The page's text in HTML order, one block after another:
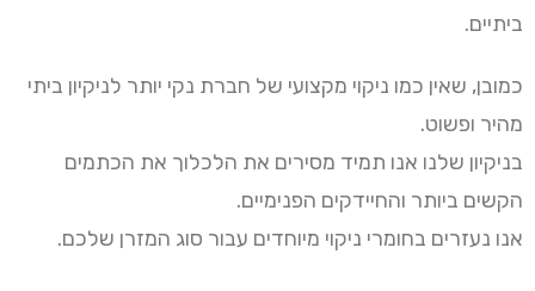
ביתיים.
כמובן, שאין כמו ניקוי מקצועי של חברת נקי יותר לניקיון ביתי
מהיר ופשוט.
בניקיון שלנו אנו תמיד מסירים את הלכלוך את הכתמים
הקשים ביותר והחיידקים הפנימיים.
אנו נעזרים בחומרי ניקוי מיוחדים עבור סוג המזרן שלכם.